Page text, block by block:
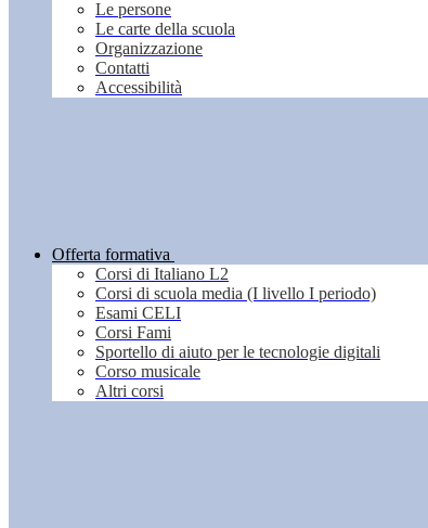
Le persone
Le carte della scuola
Organizzazione
Contatti
Accessibilità
Offerta formativa
Corsi di Italiano L2
Corsi di scuola media (I livello I periodo)
Esami CELI
Corsi Fami
Sportello di aiuto per le tecnologie digitali
Corso musicale
Altri corsi